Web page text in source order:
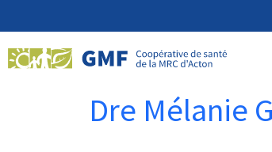
Dre Mélanie